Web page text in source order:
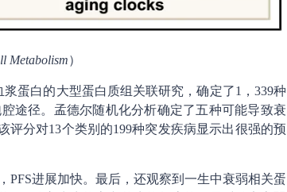
Metabolism）
蛋白的大型蛋白质组关联研究，确定了1，339种
途径。孟德尔随机化分析确定了五种可能导致衰
评分对13个类别的199种突发疾病显示出很强的预
进展加快。最后，还观察到一生中衰弱相关蛋